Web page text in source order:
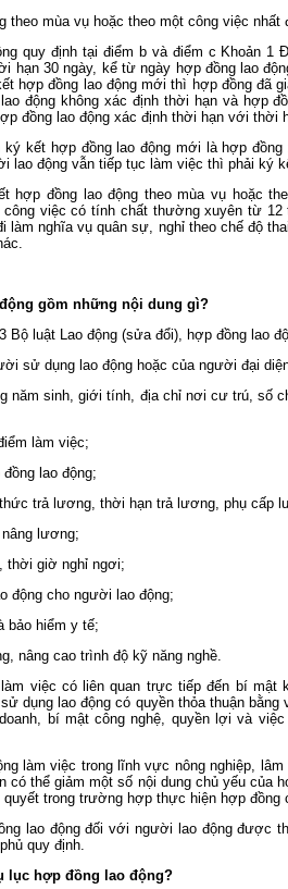
theo mùa vụ hoặc theo một công việc
quy định tại điểm b và điểm c Khoản 1
hạn 30 ngày, kể từ ngày hợp đồng lao
hợp đồng lao động mới thì hợp đồng đã
động không xác định thời hạn và hợp
đồng lao động xác định thời hạn với thời
ký kết hợp đồng lao động mới là hợp
lao động vẫn tiếp tục làm việc thì phải ký
hợp đồng lao động theo mùa vụ hoặc
công việc có tính chất thường xuyên từ
làm nghĩa vụ quân sự, nghỉ theo chế độ
gồm những nội dung gì?
Bộ luật Lao động (sửa đổi), hợp đồng lao
sử dụng lao động hoặc của người đại
năm sinh, giới tính, địa chỉ nơi cư trú, số
làm việc;
lao động;
trả lương, thời hạn trả lương, phụ cấp
lương;
thời giờ nghỉ ngơi;
động cho người lao động;
bảo hiểm y tế;
nâng cao trình độ kỹ năng nghề.
việc có liên quan trực tiếp đến bí mật
dụng lao động có quyền thỏa thuận
bí mật công nghệ, quyền lợi và
làm việc trong lĩnh vực nông nghiệp,
có thể giảm một số nội dung chủ yếu của
trong trường hợp thực hiện hợp đồng
lao động đối với người lao động được
quy định.
lục hợp đồng lao động?